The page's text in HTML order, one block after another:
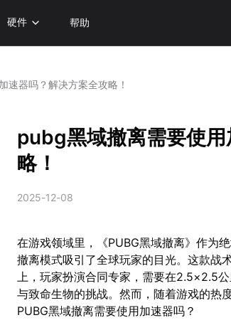
硬件 帮助
速器吗？解决方案全攻略！
pubg黑域撤离需要使
略！
2025-12-08
在游戏领域里，《PUBG黑域撤离》作为
撤离模式吸引了全球玩家的目光。这款战
上，玩家扮演合同专家，需要在2.5×2.5
与致命生物的挑战。然而，随着游戏的热
PUBG黑域撤离需要使用加速器吗？